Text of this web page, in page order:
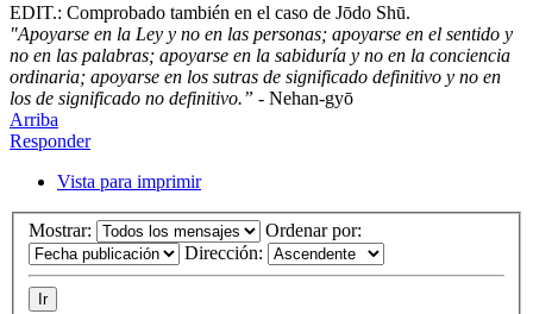
EDIT.: Comprobado también en el caso de Jōdo Shū.
"Apoyarse en la Ley y no en las personas; apoyarse en el sentido y
no en las palabras; apoyarse en la sabiduría y no en la conciencia
ordinaria; apoyarse en los sutras de significado definitivo y no en
los de significado no definitivo.” - Nehan-gyō
Arriba
Responder
Vista para imprimir
Mostrar:
Ordenar por:
Dirección: